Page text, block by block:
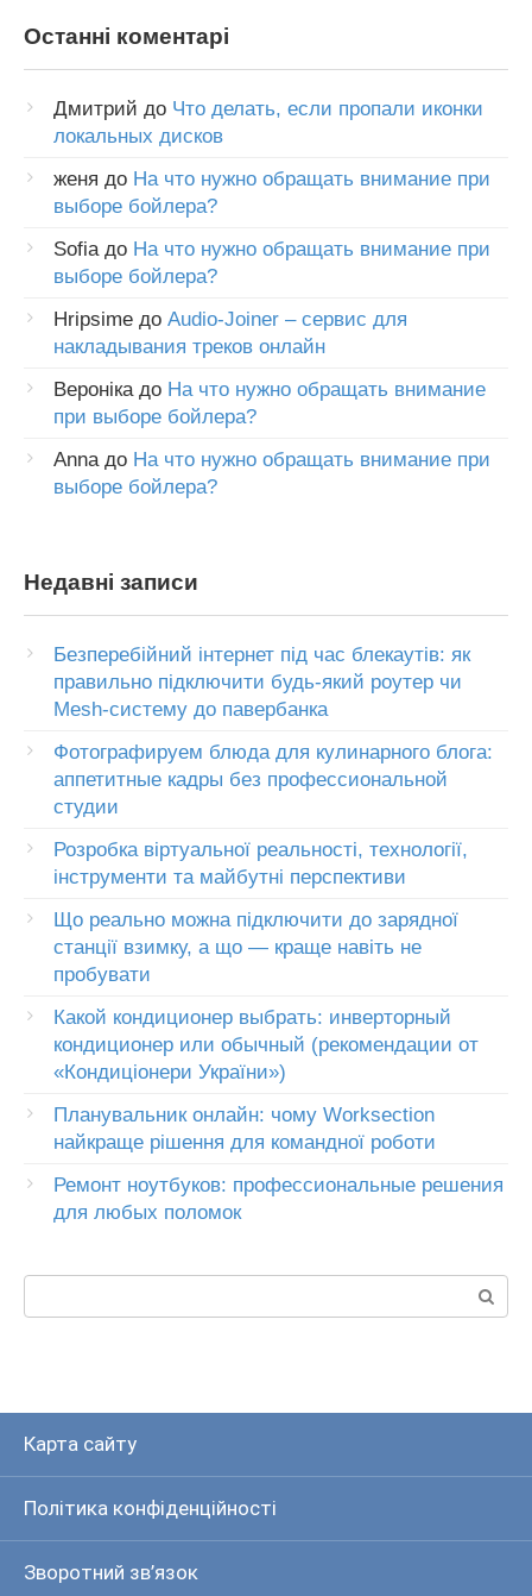
Останні коментарі
Дмитрий до Что делать, если пропали иконки
локальных дисков
женя до На что нужно обращать внимание при
выборе бойлера?
Sofia до На что нужно обращать внимание при
выборе бойлера?
Hripsime до Audio-Joiner – сервис для
накладывания треков онлайн
Вероніка до На что нужно обращать внимание
при выборе бойлера?
Anna до На что нужно обращать внимание при
выборе бойлера?
Недавні записи
Безперебійний інтернет під час блекаутів: як
правильно підключити будь-який роутер чи
Mesh-систему до павербанка
Фотографируем блюда для кулинарного блога:
аппетитные кадры без профессиональной
студии
Розробка віртуальної реальності, технології,
інструменти та майбутні перспективи
Що реально можна підключити до зарядної
станції взимку, а що — краще навіть не
пробувати
Какой кондиционер выбрать: инверторный
кондиционер или обычный (рекомендации от
«Кондиціонери України»)
Планувальник онлайн: чому Worksection
найкраще рішення для командної роботи
Ремонт ноутбуков: профессиональные решения
для любых поломок
Карта сайту
Політика конфіденційності
Зворотний зв’язок